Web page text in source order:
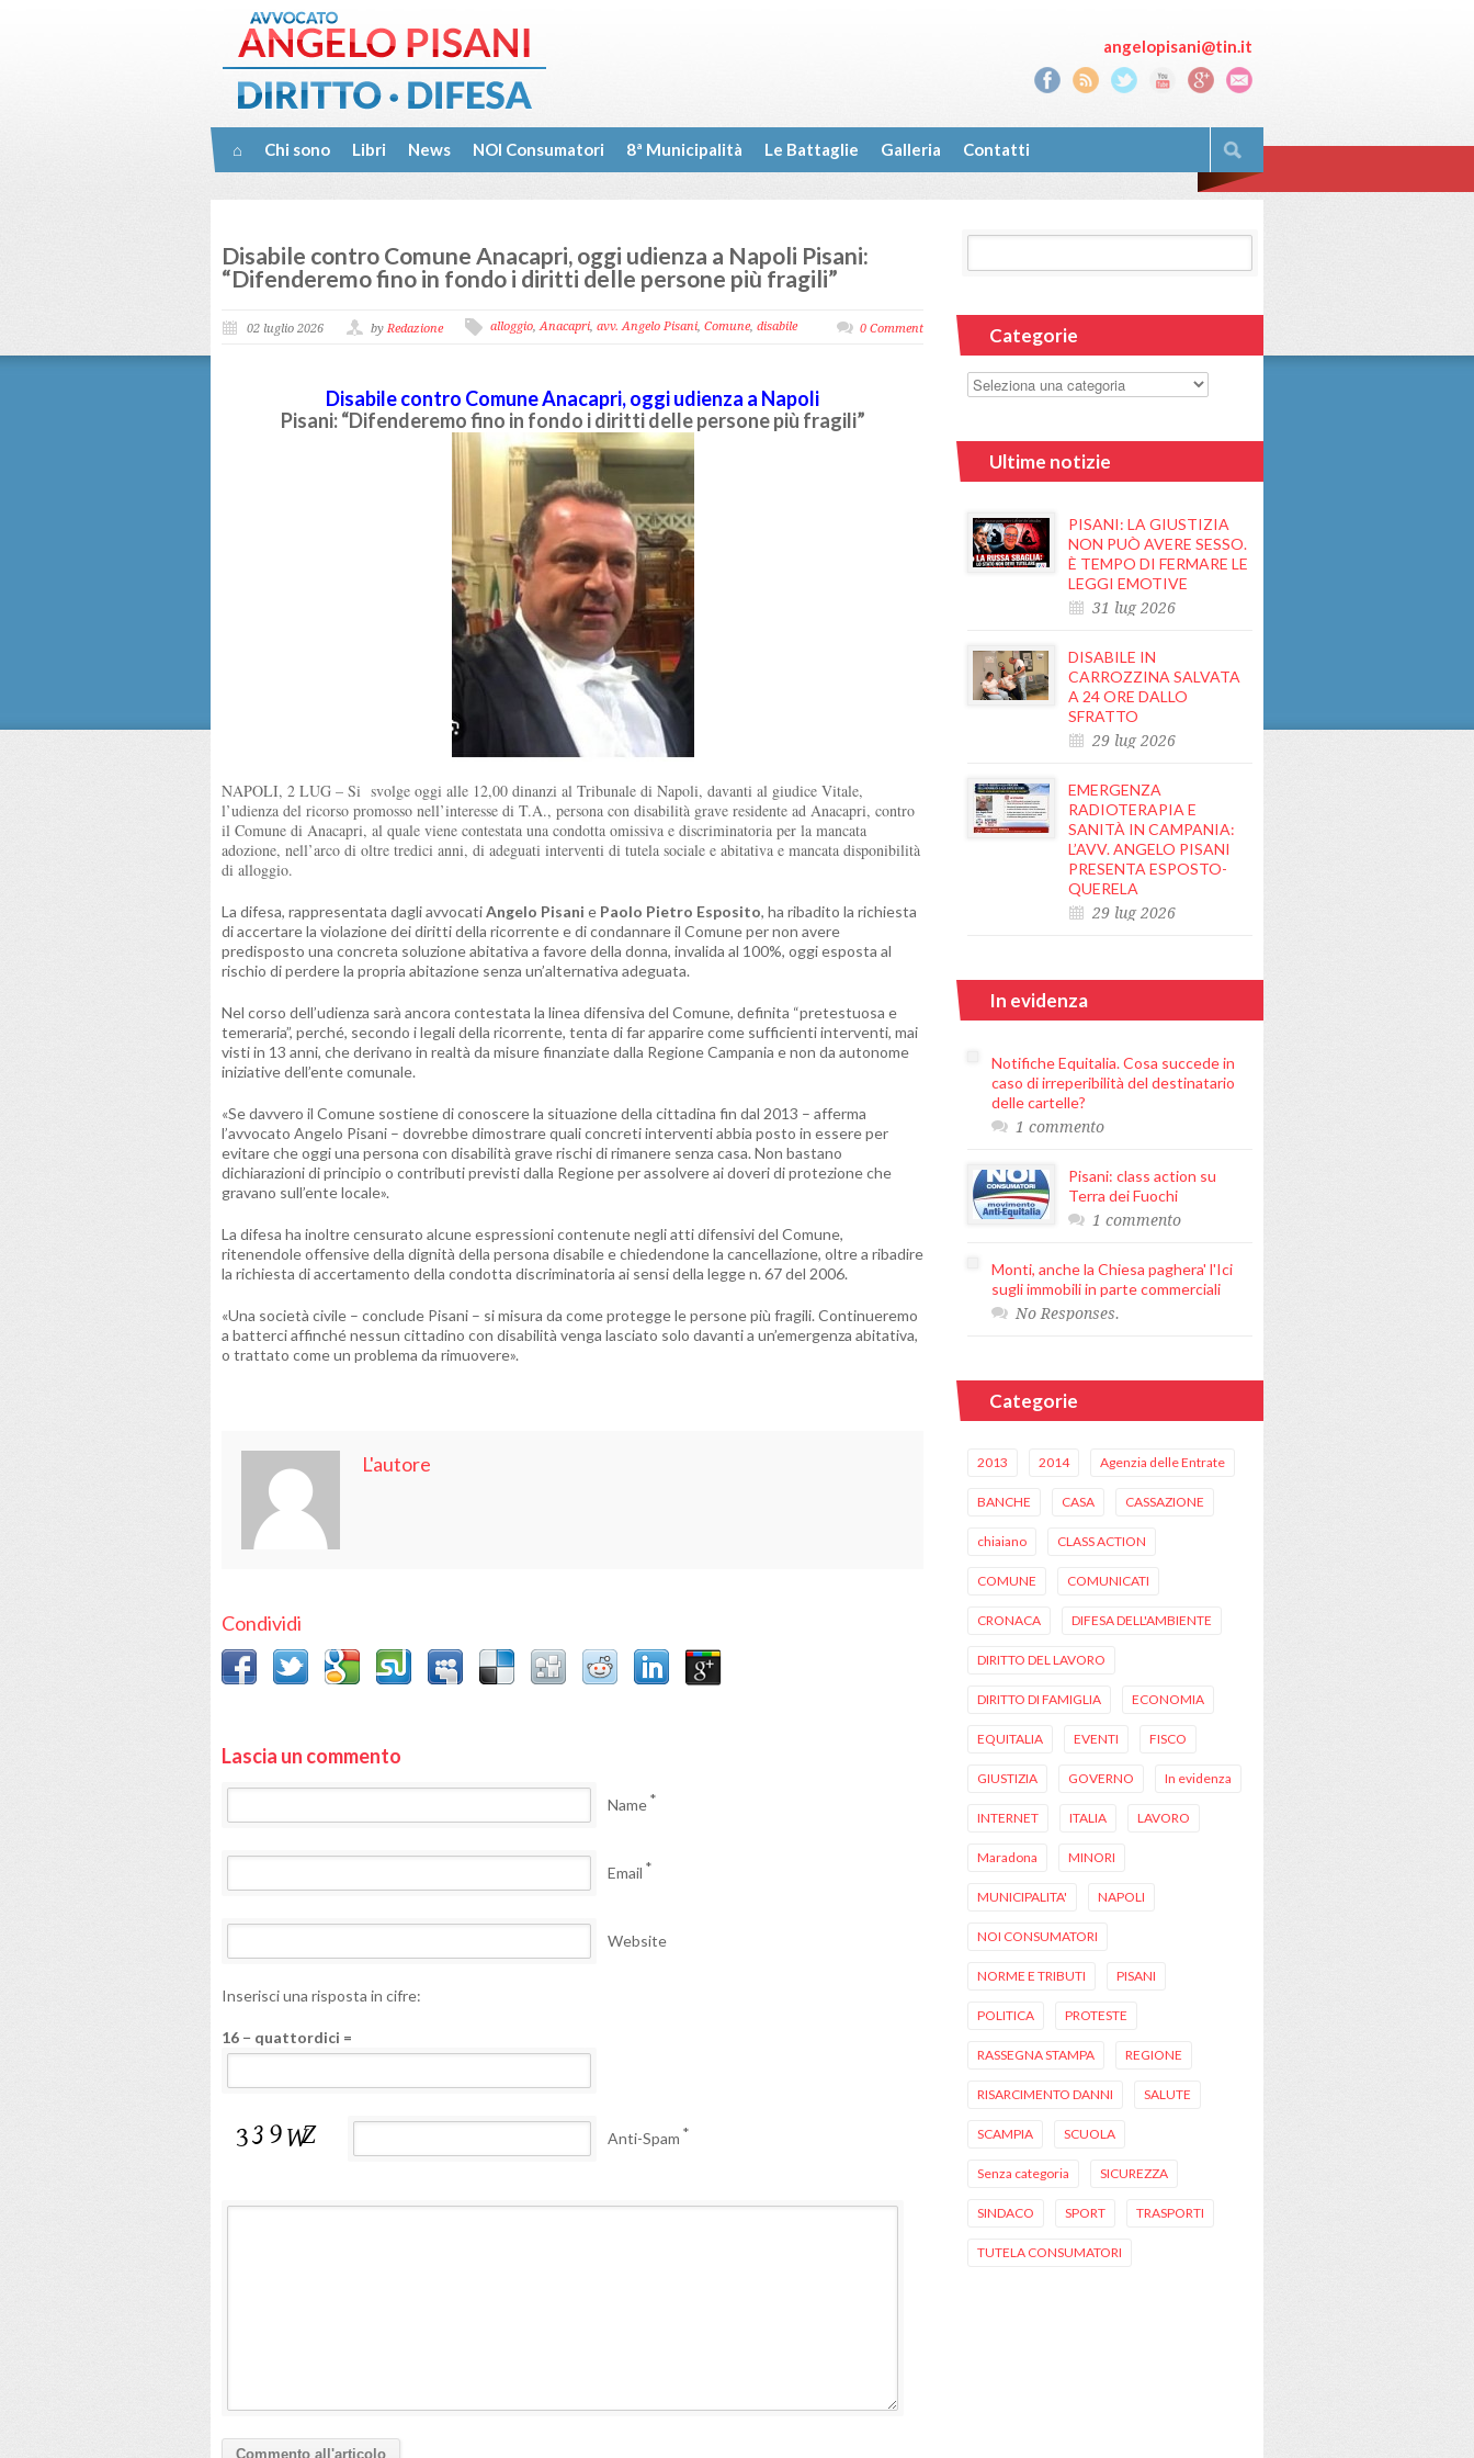
angelopisani@tin.it
⌂ Chi sono Libri News NOI Consumatori 8ª Municipalità Le Battaglie Galleria Contatti
Disabile contro Comune Anacapri, oggi udienza a Napoli Pisani:
“Difenderemo fino in fondo i diritti delle persone più fragili”
02 luglio 2026 byRedazione alloggio,Anacapri, avv. Angelo Pisani, Comune, disabile 0 Comment
Disabile contro Comune Anacapri, oggi udienza a Napoli
Pisani: “Difenderemo fino in fondo i diritti delle persone più fragili”
NAPOLI, 2 LUG – Si svolge oggi alle 12,00 dinanzi al Tribunale di Napoli, davanti al giudice Vitale,
l’udienza del ricorso promosso nell’interesse di T.A., persona con disabilità grave residente ad Anacapri, contro
il Comune di Anacapri, al quale viene contestata una condotta omissiva e discriminatoria per la mancata
adozione, nell’arco di oltre tredici anni, di adeguati interventi di tutela sociale e abitativa e mancata disponibilità
di alloggio.
La difesa, rappresentata dagli avvocatiAngelo Pisani e Paolo Pietro Esposito, ha ribadito la richiesta
di accertare la violazione dei diritti della ricorrente e di condannare il Comune per non avere
predisposto una concreta soluzione abitativa a favore della donna, invalida al 100%, oggi esposta al
rischio di perdere la propria abitazione senza un’alternativa adeguata.
Nel corso dell’udienza sarà ancora contestata la linea difensiva del Comune, definita “pretestuosa e
temeraria”, perché, secondo i legali della ricorrente, tenta di far apparire come sufficienti interventi, mai
visti in 13 anni, che derivano in realtà da misure finanziate dalla Regione Campania e non da autonome
iniziative dell’ente comunale.
«Se davvero il Comune sostiene di conoscere la situazione della cittadina fin dal 2013 – afferma
l’avvocato Angelo Pisani – dovrebbe dimostrare quali concreti interventi abbia posto in essere per
evitare che oggi una persona con disabilità grave rischi di rimanere senza casa. Non bastano
dichiarazioni di principio o contributi previsti dalla Regione per assolvere ai doveri di protezione che
gravano sull’ente locale».
La difesa ha inoltre censurato alcune espressioni contenute negli atti difensivi del Comune,
ritenendole offensive della dignità della persona disabile e chiedendone la cancellazione, oltre a ribadire
la richiesta di accertamento della condotta discriminatoria ai sensi della legge n. 67 del 2006.
«Una società civile – conclude Pisani – si misura da come protegge le persone più fragili. Continueremo
a batterci affinché nessun cittadino con disabilità venga lasciato solo davanti a un’emergenza abitativa,
o trattato come un problema da rimuovere».
L'autore
Condividi
Lascia un commento
Name*
Email *
Website
Inserisci una risposta in cifre:
16 − quattordici =
Anti-Spam *
Categorie
Ultime notizie
PISANI: LA GIUSTIZIA
NON PUÒ AVERE SESSO.
È TEMPO DI FERMARE LE
LEGGI EMOTIVE
31 lug 2026
DISABILE IN
CARROZZINA SALVATA
A 24 ORE DALLO
SFRATTO
29 lug 2026
EMERGENZA
RADIOTERAPIA E
SANITÀ IN CAMPANIA:
L’AVV. ANGELO PISANI
PRESENTA ESPOSTO-
QUERELA
29 lug 2026
In evidenza
Notifiche Equitalia. Cosa succede in
caso di irreperibilità del destinatario
delle cartelle?
1 commento
Pisani: class action su
Terra dei Fuochi
1 commento
Monti, anche la Chiesa paghera' l'Ici
sugli immobili in parte commerciali
No Responses.
Categorie
2013 2014 Agenzia delle Entrate
BANCHE CASA CASSAZIONE
chiaiano CLASS ACTION
COMUNE COMUNICATI
CRONACA DIFESA DELL'AMBIENTE
DIRITTO DEL LAVORO
DIRITTO DI FAMIGLIA ECONOMIA
EQUITALIA EVENTI FISCO
GIUSTIZIA GOVERNO In evidenza
INTERNET ITALIA LAVORO
Maradona MINORI
MUNICIPALITA' NAPOLI
NOI CONSUMATORI
NORME E TRIBUTI PISANI
POLITICA PROTESTE
RASSEGNA STAMPA REGIONE
RISARCIMENTO DANNI SALUTE
SCAMPIA SCUOLA
Senza categoria SICUREZZA
SINDACO SPORT TRASPORTI
TUTELA CONSUMATORI